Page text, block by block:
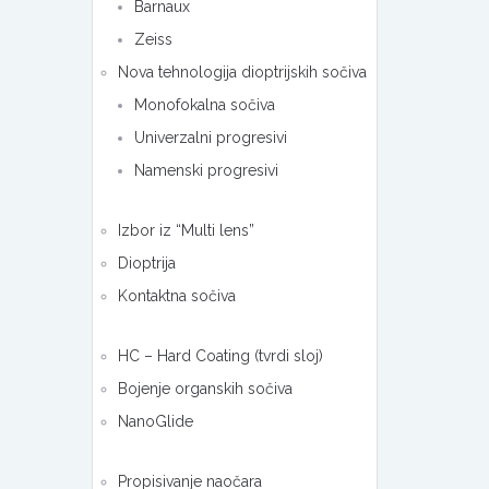
Barnaux
Zeiss
Nova tehnologija dioptrijskih sočiva
Monofokalna sočiva
Univerzalni progresivi
Namenski progresivi
Izbor iz “Multi lens”
Dioptrija
Kontaktna sočiva
HC – Hard Coating (tvrdi sloj)
Bojenje organskih sočiva
NanoGlide
Propisivanje naočara